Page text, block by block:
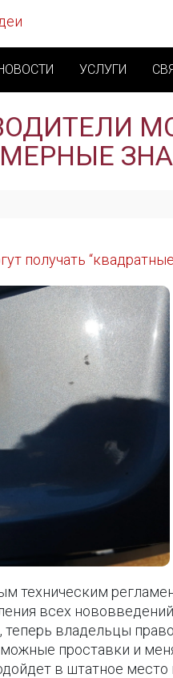
УСЛУГИ
получать
техническим
всех
теперь владельцы
проставки и
в штатное место